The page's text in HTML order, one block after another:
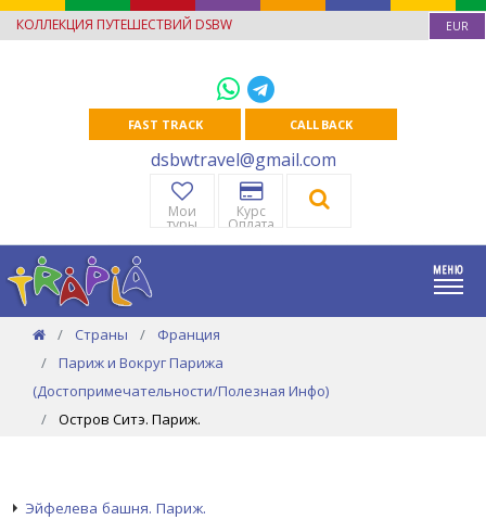
КОЛЛЕКЦИЯ ПУТЕШЕСТВИЙ DSBW EUR
FAST TRACK CALL BACK
dsbwtravel@gmail.com
Мои
туры
Курс
Оплата
Страны
Франция
Париж и Вокруг Парижа
(Достопримечательности/Полезная Инфо)
Остров Ситэ. Париж.
Эйфелева башня. Париж.